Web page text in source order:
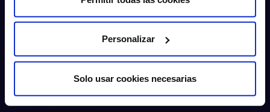
Personalizar
Solo usar cookies necesarias
Sobre nosotros
Excelencia en calidad​
Trabaja con nosotros​